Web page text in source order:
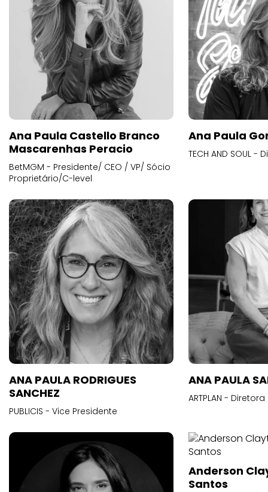
Ana Paula Castello Branco
Mascarenhas Peracio
BetMGM - Presidente/ CEO / VP/ Sócio
Proprietário/C-level
Ana Paula
TECH AND SOUL
ANA PAULA RODRIGUES
SANCHEZ
PUBLICIS - Vice Presidente
ANA PAULA
ARTPLAN -
Anderson
Santos